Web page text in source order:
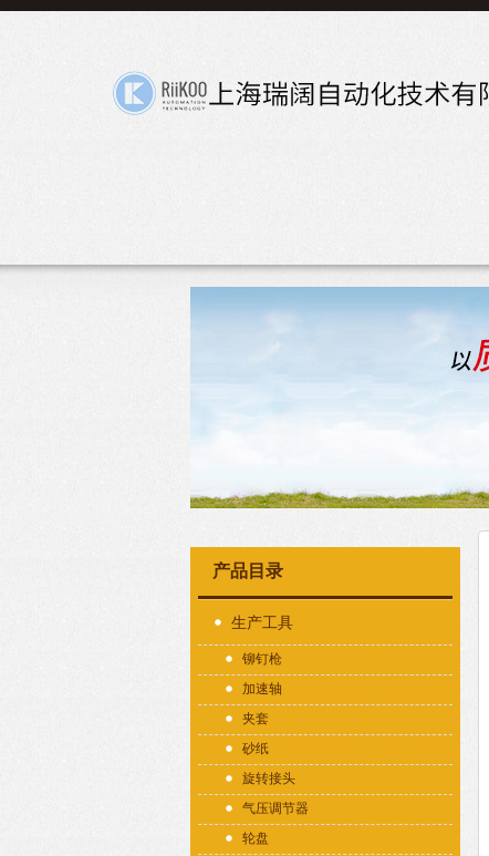
产品目录
生产工具
铆钉枪
加速轴
夹套
砂纸
旋转接头
气压调节器
轮盘